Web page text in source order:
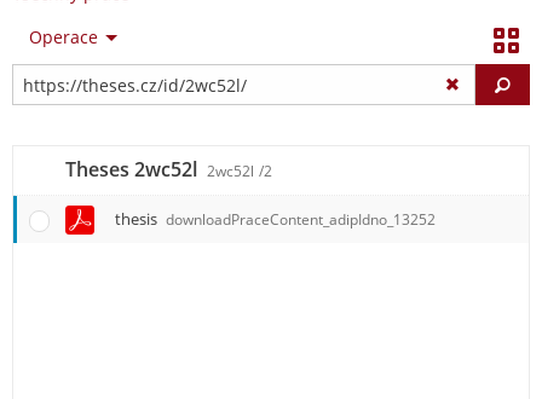
Operace
Theses 2wc52l 2wc52l /2
thesis downloadPraceContent_adipIdno_13252